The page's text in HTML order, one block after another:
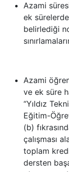
Azami
ek
belirlediği
Azami
ve ek süre
“Yıldız
Eğitim-
(b)
çalışması
toplam
dersten